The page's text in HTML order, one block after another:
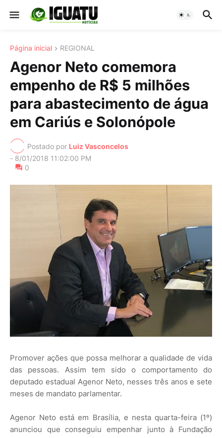
Página inicial REGIONAL
Agenor Neto comemora
empenho de R$ 5 milhões
para abastecimento de água
em Cariús e Solonópole
Postado por Luiz Vasconcelos
- 8/01/2018 11:02:00 PM
0
Promover ações que possa melhorar a qualidade de vida
das pessoas. Assim tem sido o comportamento do
deputado estadual Agenor Neto, nesses três anos e sete
meses de mandato parlamentar.
Agenor Neto está em Brasília, e nesta quarta-feira (1º)
anunciou que conseguiu empenhar junto à Fundação